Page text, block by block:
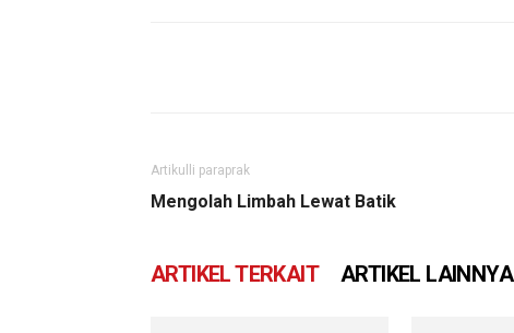
Artikulli paraprak
Mengolah Limbah Lewat Batik
ARTIKEL TERKAIT ARTIKEL LAINNYA